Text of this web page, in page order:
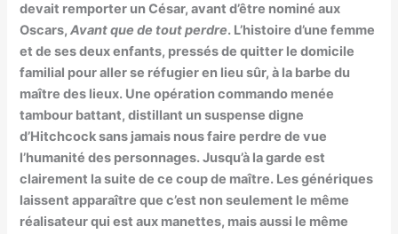
devait remporter un César, avant d’être nominé aux
Oscars,Avant que de tout perdre. L’histoire d’une femme
et de ses deux enfants, pressés de quitter le domicile
familial pour aller se réfugier en lieu sûr, à la barbe du
maître des lieux. Une opération commando menée
tambour battant, distillant un suspense digne
d’Hitchcock sans jamais nous faire perdre de vue
l’humanité des personnages. Jusqu’à la garde est
clairement la suite de ce coup de maître. Les génériques
laissent apparaître que c’est non seulement le même
réalisateur qui est aux manettes, mais aussi le même